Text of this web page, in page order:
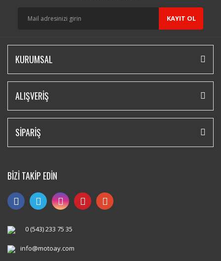
KAYIT OL
KURUMSAL
ALIŞVERİŞ
SİPARİŞ
BİZİ TAKİP EDİN
0 (543) 233 75 35
info@motoay.com